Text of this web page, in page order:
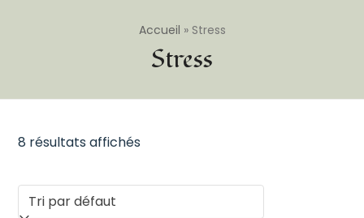
Stress
Accueil » Stress
8 résultats affichés